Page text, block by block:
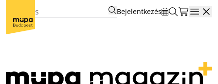
Bejelentkezés